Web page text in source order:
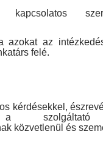
kapcsolatos
azokat az
felé.
kérdésekkel,
a
közvetlenül és